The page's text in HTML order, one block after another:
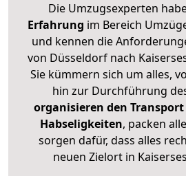
Die Umzugsexperten
Erfahrung im Bereich
und kennen die
von Düsseldorf nach
Sie kümmern sich um alles,
hin zur Durchführung
organisieren den
Habseligkeiten, packen
sorgen dafür, dass alles
neuen Zielort in